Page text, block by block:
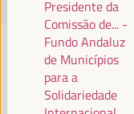
Presidente da
Comissão de... -
Fundo Andaluz
de Municípios
para a
Solidariedade